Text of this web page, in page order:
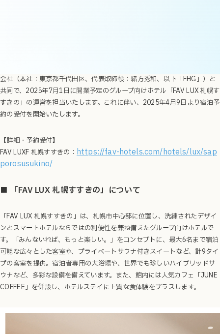
会社（本社：東京都千代田区、代表取締役：緒方秀和、以下「FHG」）と
共同で、2025年7月1日に開業予定のグループ向けホテル「FAV LUX 札幌す
すきの」の運営を担当いたします。これに伴い、2025年4月9日より宿泊予
約の受付を開始いたします。
【詳細・予約受付】
FAV LUXF 札幌すすきの： https://fav-hotels.com/hotels/lux/sap
porosusukino/
■ 「FAV LUX 札幌すすきの」について
「FAV LUX 札幌すすきの」は、札幌市中心部に位置し、洗練されたデザイ
ンとスマートホテルならではの利便性を兼ね備えたグループ向けホテルで
す。「みんないれば、もっと楽しい。」をコンセプトに、最大6名まで宿泊
可能な広々とした客室や、プライベートサウナ付きスイートなど、計9タイ
プの客室を提供。宿泊者専用の大浴場や、世界でも珍しいハイブリッドサ
ウナなど、多彩な設備を備えています。また、館内には人気カフェ「JUNE
COFFEE」を併設し、ホテルステイに上質な食体験をプラスします。